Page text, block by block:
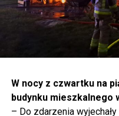
mówię, tutaj, na wyspie
się tutaj nie kończy,
Gdyby nie determinacja
to tunel pod Świną do
projektowania i dyskusji.
samorządu, ale to rząd
najważniejsze decyzje.
W nocy z czwartku na
budynku mieszkalnego
– Do zdarzenia